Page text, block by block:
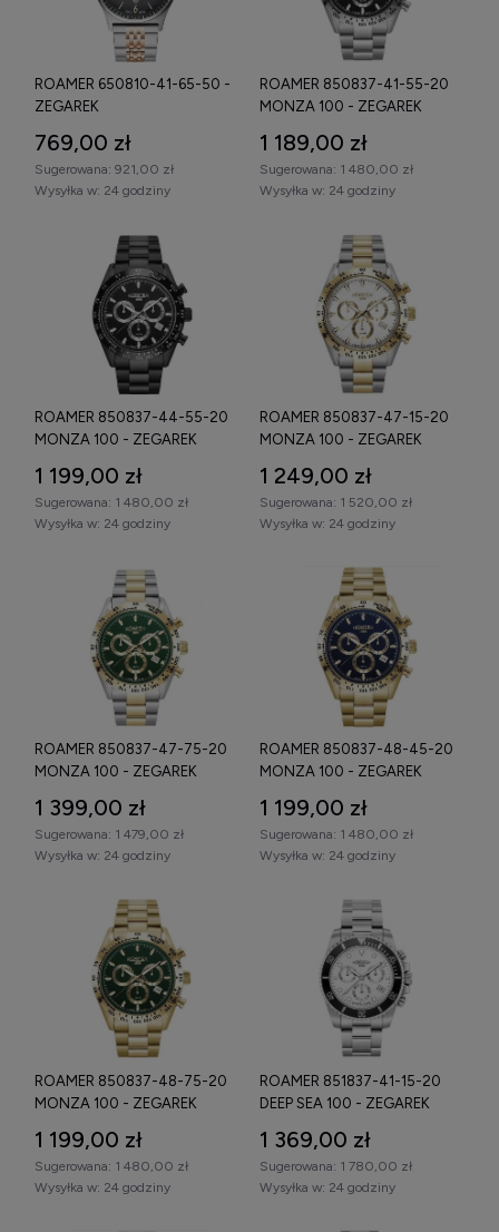
ROAMER 650810-41-65-50 -
ZEGAREK
769,00 zł
Wysyłka w: 24 godziny
Sugerowana: 921,00 zł
ROAMER 850837-41-55-20
MONZA 100 - ZEGAREK
1 189,00 zł
Wysyłka w: 24 godziny
Sugerowana: 1 480,00 zł
ROAMER 850837-44-55-20
MONZA 100 - ZEGAREK
1 199,00 zł
Wysyłka w: 24 godziny
Sugerowana: 1 480,00 zł
ROAMER 850837-47-15-20
MONZA 100 - ZEGAREK
1 249,00 zł
Wysyłka w: 24 godziny
Sugerowana: 1 520,00 zł
ROAMER 850837-47-75-20
MONZA 100 - ZEGAREK
1 399,00 zł
Wysyłka w: 24 godziny
Sugerowana: 1 479,00 zł
ROAMER 850837-48-45-20
MONZA 100 - ZEGAREK
1 199,00 zł
Wysyłka w: 24 godziny
Sugerowana: 1 480,00 zł
ROAMER 850837-48-75-20
MONZA 100 - ZEGAREK
1 199,00 zł
Wysyłka w: 24 godziny
Sugerowana: 1 480,00 zł
ROAMER 851837-41-15-20
DEEP SEA 100 - ZEGAREK
1 369,00 zł
Wysyłka w: 24 godziny
Sugerowana: 1 780,00 zł